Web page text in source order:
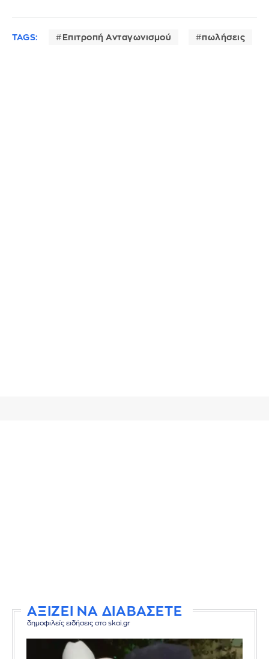
TAGS: Επιτροπή Ανταγωνισμού πωλήσεις
ΑΞΙΖΕΙ ΝΑ ΔΙΑΒΑΣΕΤΕ
δημοφιλείς ειδήσεις στο skai.gr